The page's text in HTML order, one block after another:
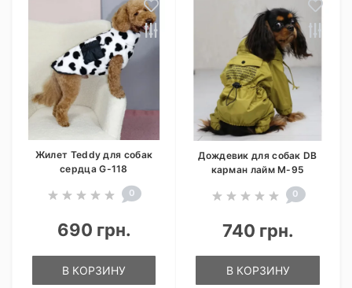
Жилет Teddy для собак
сердца G-118
0
690 грн.
В КОРЗИНУ
Дождевик для собак DB
карман лайм M-95
0
740 грн.
В КОРЗИНУ